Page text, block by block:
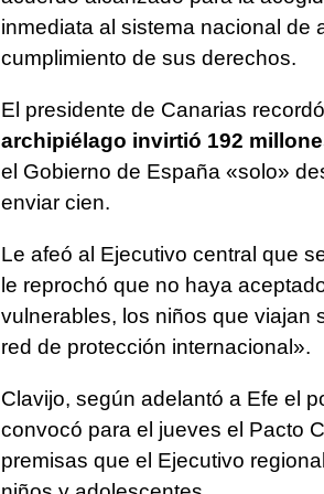
inmediata al sistema nacional de
cumplimiento de sus derechos.
El presidente de Canarias
archipiélago invirtió 192
el Gobierno de España «solo»
enviar cien.
Le afeó al Ejecutivo central que
le reprochó que no haya
vulnerables, los niños que viajan
red de protección internacional».
Clavijo, según adelantó a Efe el
convocó para el jueves el Pacto
premisas que el Ejecutivo